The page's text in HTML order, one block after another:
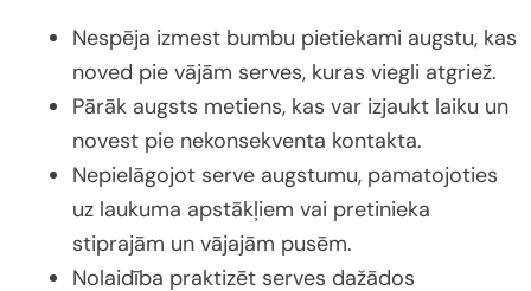
Nespēja izmest bumbu pietiekami augstu, kas
noved pie vājām serves, kuras viegli atgriež.
Pārāk augsts metiens, kas var izjaukt laiku un
novest pie nekonsekventa kontakta.
Nepielāgojot serve augstumu, pamatojoties
uz laukuma apstākļiem vai pretinieka
stiprajām un vājajām pusēm.
Nolaidība praktizēt serves dažādos